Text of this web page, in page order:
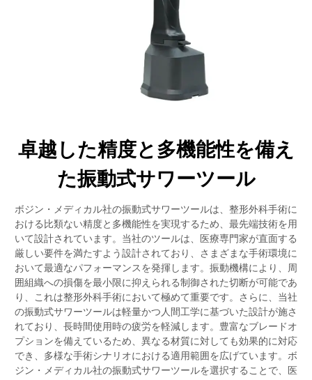
卓越した精度と多機能性を備え
た振動式サワーツール
ボジン・メディカル社の振動式サワーツールは、整形外科手術に
おける比類ない精度と多機能性を実現するため、最先端技術を用
いて設計されています。当社のツールは、医療専門家が直面する
厳しい要件を満たすよう設計されており、さまざまな手術環境に
おいて最適なパフォーマンスを発揮します。振動機構により、周
囲組織への損傷を最小限に抑えられる制御された切断が可能であ
り、これは整形外科手術において極めて重要です。さらに、当社
の振動式サワーツールは軽量かつ人間工学に基づいた設計が施さ
れており、長時間使用時の疲労を軽減します。豊富なブレードオ
プションを備えているため、異なる材質に対しても効果的に対応
でき、多様な手術シナリオにおける適用範囲を広げています。ボ
ジン・メディカル社の振動式サワーツールを選択することで、医